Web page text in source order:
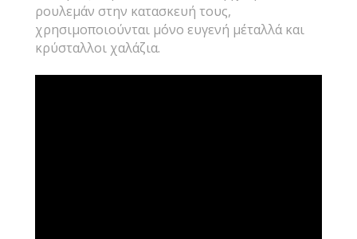
ρουλεμάν στην κατασκευή τους,
χρησιμοποιούνται μόνο ευγενή μέταλλά και
κρύσταλλοι χαλάζια.